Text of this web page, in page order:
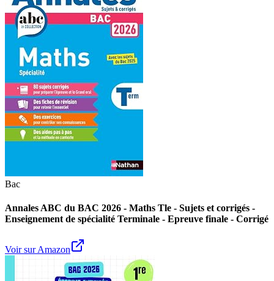
Bac
Annales ABC du BAC 2026 - Maths Tle - Sujets et corrigés -
Enseignement de spécialité Terminale - Epreuve finale - Corrigé
Voir sur Amazon